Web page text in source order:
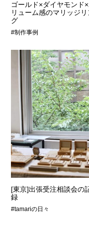
ゴールド×ダイヤモンド
リューム感のマリッジリ
グ
#制作事例
[東京]出張受注相談会の
録
#tamariの日々